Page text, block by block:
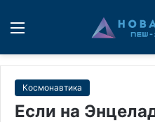
Космонавтика
Если на